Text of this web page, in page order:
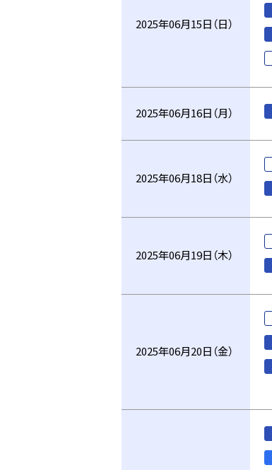
2025年06月15日（日）
2025年06月16日（月）
2025年06月18日（水）
2025年06月19日（木）
2025年06月20日（金）